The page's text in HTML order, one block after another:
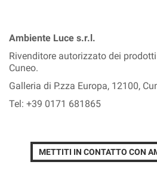
Ambiente Luce s.r.l.
Rivenditore autorizzato dei
Cuneo.
Galleria di P.zza Europa, 12100,
Tel: +39 0171 681865
METTITI IN CONTATTO CON